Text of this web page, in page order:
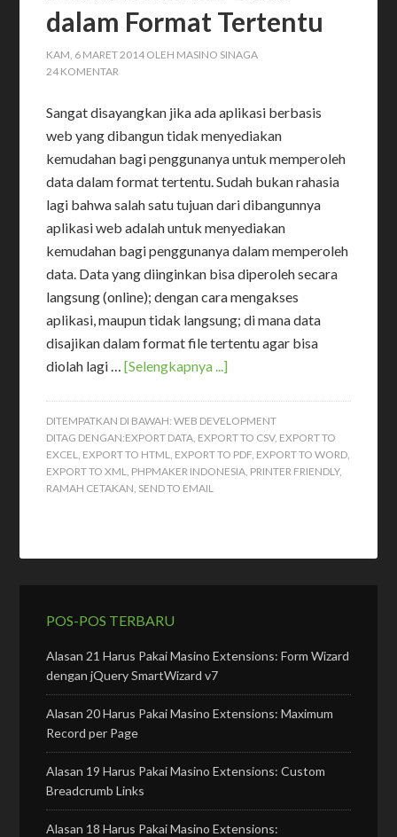
dalam Format Tertentu
KAM, 6 MARET 2014 OLEH MASINO SINAGA
24 KOMENTAR
Sangat disayangkan jika ada aplikasi berbasis
web yang dibangun tidak menyediakan
kemudahan bagi penggunanya untuk memperoleh
data dalam format tertentu. Sudah bukan rahasia
lagi bahwa salah satu tujuan dari dibangunnya
aplikasi web adalah untuk menyediakan
kemudahan bagi penggunanya dalam memperoleh
data. Data yang diinginkan bisa diperoleh secara
langsung (online); dengan cara mengakses
aplikasi, maupun tidak langsung; di mana data
disajikan dalam format file tertentu agar bisa
diolah lagi …[Selengkapnya ...]
DITEMPATKAN DI BAWAH:WEB DEVELOPMENT
DITAG DENGAN:EXPORT DATA, EXPORT TO CSV, EXPORT TO
EXCEL, EXPORT TO HTML, EXPORT TO PDF, EXPORT TO WORD,
EXPORT TO XML, PHPMAKER INDONESIA, PRINTER FRIENDLY,
RAMAH CETAKAN, SEND TO EMAIL
POS-POS TERBARU
Alasan 21 Harus Pakai Masino Extensions: Form Wizard
dengan jQuery SmartWizard v7
Alasan 20 Harus Pakai Masino Extensions: Maximum
Record per Page
Alasan 19 Harus Pakai Masino Extensions: Custom
Breadcrumb Links
Alasan 18 Harus Pakai Masino Extensions: